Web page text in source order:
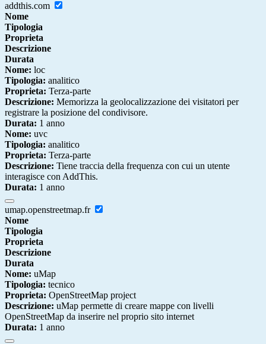
addthis.com
Nome
Tipologia
Proprieta
Descrizione
Durata
Nome: loc
Tipologia: analitico
Proprieta: Terza-parte
Descrizione: Memorizza la geolocalizzazione dei visitatori per
registrare la posizione del condivisore.
Durata: 1 anno
Nome: uvc
Tipologia: analitico
Proprieta: Terza-parte
Descrizione: Tiene traccia della frequenza con cui un utente
interagisce con AddThis.
Durata: 1 anno
umap.openstreetmap.fr
Nome
Tipologia
Proprieta
Descrizione
Durata
Nome: uMap
Tipologia: tecnico
Proprieta: OpenStreetMap project
Descrizione: uMap permette di creare mappe con livelli
OpenStreetMap da inserire nel proprio sito internet
Durata: 1 anno